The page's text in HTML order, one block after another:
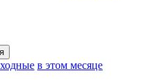
в этом месяце